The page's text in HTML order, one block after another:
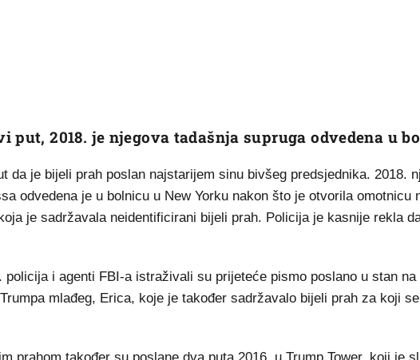
put, 2018. je njegova tadašnja supruga odvedena u
da je bijeli prah poslan najstarijem sinu bivšeg predsjednika. 2018.
odvedena je u bolnicu u New Yorku nakon što je otvorila omotnicu
je sadržavala neidentificirani bijeli prah. Policija je kasnije rekla
policija i agenti FBI-a istraživali su prijeteće pismo poslano u stan na
mlađeg, Erica, koje je također sadržavalo bijeli prah za koji